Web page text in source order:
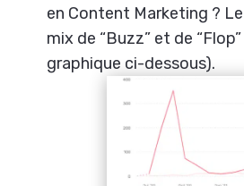
en Content Marketing ? Le
mix de “Buzz” et de
graphique ci-dessous).